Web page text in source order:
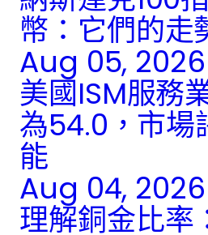
幣：它們的走
Aug 05,
美國ISM服務
為54.0，市場
能
Aug 04,
理解銅金比率